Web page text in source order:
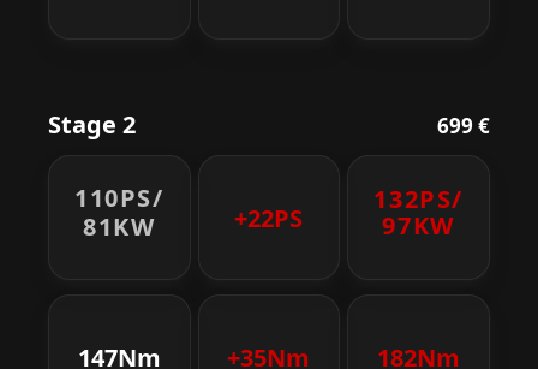
Stage 2 699 €
110PS/
81KW
+22PS
132PS/
97KW
147Nm +35Nm 182Nm